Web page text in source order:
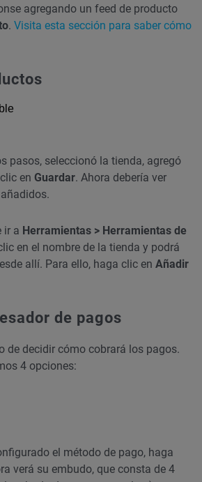
agregando un feed de producto
. Visita esta sección para saber cómo
pasos, seleccionó la tienda, agregó
en Guardar. Ahora debería ver
ir a Herramientas > Herramientas de
en el nombre de la tienda y podrá
allí. Para ello, haga clic en Añadir
de pagos
de decidir cómo cobrará los pagos.
4 opciones:
el método de pago, haga
verá su embudo, que consta de 4